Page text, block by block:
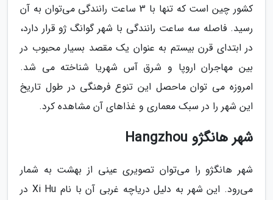
کشور چین است که تنها با 3 ساعت رانندگی می‌توان به آن
رسید. فاصله سه ساعت رانندگی با شهر گوانگ ژو قرار دارد،
در ابتدای قرن بیستم به عنوان یک مقصد بسیار محبوب در
بین مهاجران اروپا و شرق آس شهریا شناخته می شد.
امروزه می توان ماحصل این تنوع فرهنگی در طول تاریخ
این شهر را در سبک معماری و غذاهای آن مشاهده کرد.
شهر هانگژو Hangzhou
شهر هانگژو را می‌توان تصویری عینی از بهشت به شمار
می‌رود. این شهر به دلیل دریاچه غربی آن با نام Xi Hu در